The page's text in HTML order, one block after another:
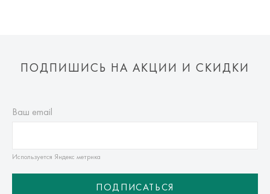
ПОДПИШИСЬ НА АКЦИИ И СКИДКИ
Ваш email
Используется Яндекс метрика
ПОДПИСАТЬСЯ